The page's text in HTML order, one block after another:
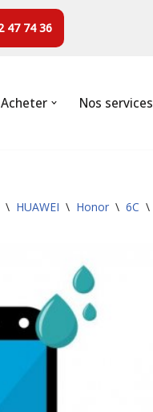
47 74 36
Acheter Nos services
\ HUAWEI \ Honor \ 6C \